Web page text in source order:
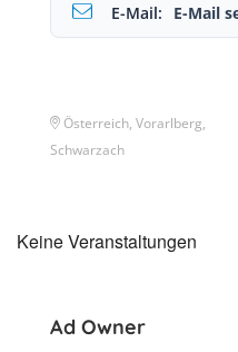
E-Mail: E-Mail
Österreich, Vorarlberg,
Schwarzach
Keine Veranstaltungen
Ad Owner